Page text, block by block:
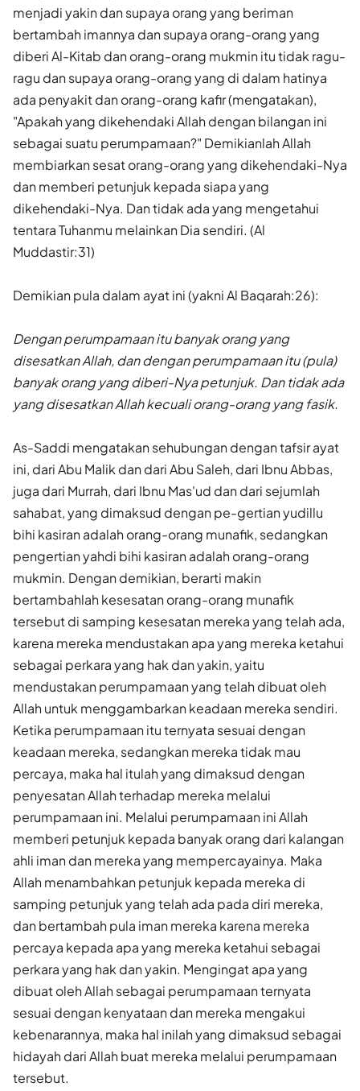
menjadi yakin dan supaya orang yang beriman
bertambah imannya dan supaya orang-orang yang
diberi Al-Kitab dan orang-orang mukmin itu tidak ragu-
ragu dan supaya orang-orang yang di dalam hatinya
ada penyakit dan orang-orang kafir (mengatakan),
"Apakah yang dikehendaki Allah dengan bilangan ini
sebagai suatu perumpamaan?" Demikianlah Allah
membiarkan sesat orang-orang yang dikehendaki-Nya
dan memberi petunjuk kepada siapa yang
dikehendaki-Nya. Dan tidak ada yang mengetahui
tentara Tuhanmu melainkan Dia sendiri. (Al
Muddastir:31)
Demikian pula dalam ayat ini (yakni Al Baqarah:26):
Dengan perumpamaan itu banyak orang yang
disesatkan Allah, dan dengan perumpamaan itu (pula)
banyak orang yang diberi-Nya petunjuk. Dan tidak ada
yang disesatkan Allah kecuali orang-orang yang fasik.
As-Saddi mengatakan sehubungan dengan tafsir ayat
ini, dari Abu Malik dan dari Abu Saleh, dari Ibnu Abbas,
juga dari Murrah, dari Ibnu Mas'ud dan dari sejumlah
sahabat, yang dimaksud dengan pe-gertian yudillu
bihi kasiran adalah orang-orang munafik, sedangkan
pengertian yahdi bihi kasiran adalah orang-orang
mukmin. Dengan demikian, berarti makin
bertambahlah kesesatan orang-orang munafik
tersebut di samping kesesatan mereka yang telah ada,
karena mereka mendustakan apa yang mereka ketahui
sebagai perkara yang hak dan yakin, yaitu
mendustakan perumpamaan yang telah dibuat oleh
Allah untuk menggambarkan keadaan mereka sendiri.
Ketika perumpamaan itu ternyata sesuai dengan
keadaan mereka, sedangkan mereka tidak mau
percaya, maka hal itulah yang dimaksud dengan
penyesatan Allah terhadap mereka melalui
perumpamaan ini. Melalui perumpamaan ini Allah
memberi petunjuk kepada banyak orang dari kalangan
ahli iman dan mereka yang mempercayainya. Maka
Allah menambahkan petunjuk kepada mereka di
samping petunjuk yang telah ada pada diri mereka,
dan bertambah pula iman mereka karena mereka
percaya kepada apa yang mereka ketahui sebagai
perkara yang hak dan yakin. Mengingat apa yang
dibuat oleh Allah sebagai perumpamaan ternyata
sesuai dengan kenyataan dan mereka mengakui
kebenarannya, maka hal inilah yang dimaksud sebagai
hidayah dari Allah buat mereka melalui perumpamaan
tersebut.